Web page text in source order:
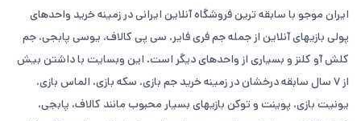
ایران موجو با سابقه ترین فروشگاه آنلاین ایرانی در زمینه خرید واحدهای
پولی بازیهای آنلاین از جمله جم فری فایر، سی پی کالاف، یوسی پابجی، جم
کلش آو کلنز و بسیاری از واحدهای دیگر است. این وبسایت با داشتن بیش
از ۷ سال سابقه درخشان در زمینه خرید جم بازی، سکه بازی، الماس بازی،
یونیت بازی، پوینت و توکن بازیهای بسیار محبوب مانند کالاف، پابجی،